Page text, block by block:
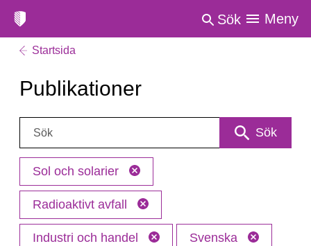
Sök Meny
Startsida
Publikationer
Sök: Sök
Sol och solarier
Radioaktivt avfall
Industri och handel Svenska